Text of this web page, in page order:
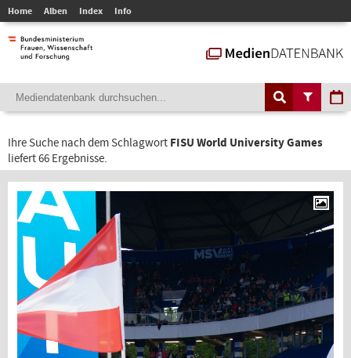
Home Alben Index Info
Ihre Suche nach dem Schlagwort FISU World University Games
liefert 66 Ergebnisse.